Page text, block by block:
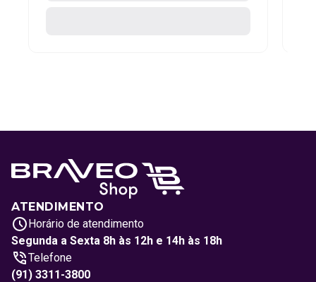
ATENDIMENTO
Horário de atendimento
Segunda a Sexta 8h às 12h e 14h às 18h
Telefone
(91) 3311-3800